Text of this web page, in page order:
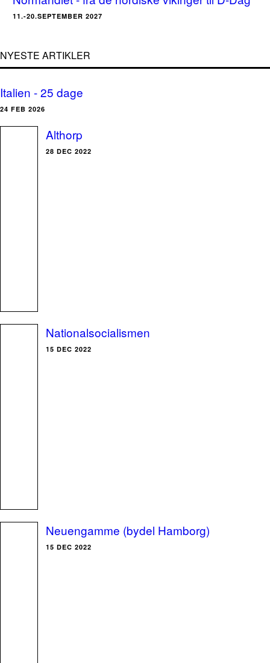
11.-20.SEPTEMBER 2027
NYESTE ARTIKLER
Italien - 25 dage
24 FEB 2026
Althorp
28 DEC 2022
Nationalsocialismen
15 DEC 2022
Neuengamme (bydel Hamborg)
15 DEC 2022